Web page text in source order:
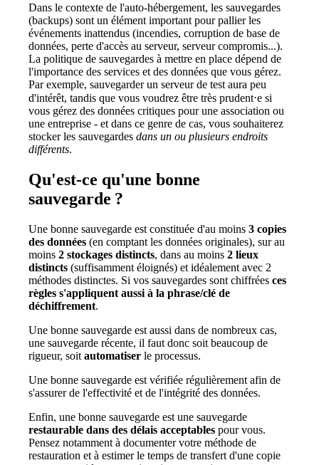
Dans le contexte de l'auto-hébergement, les sauvegardes
(backups) sont un élément important pour pallier les
événements inattendus (incendies, corruption de base de
données, perte d'accès au serveur, serveur compromis...).
La politique de sauvegardes à mettre en place dépend de
l'importance des services et des données que vous gérez.
Par exemple, sauvegarder un serveur de test aura peu
d'intérêt, tandis que vous voudrez être très prudent⋅e si
vous gérez des données critiques pour une association ou
une entreprise - et dans ce genre de cas, vous souhaiterez
stocker les sauvegardes dans un ou plusieurs endroits
différents.
Qu'est-ce qu'une bonne
sauvegarde ?
Une bonne sauvegarde est constituée d'au moins 3 copies
des données (en comptant les données originales), sur au
moins 2 stockages distincts, dans au moins 2 lieux
distincts (suffisamment éloignés) et idéalement avec 2
méthodes distinctes. Si vos sauvegardes sont chiffrées ces
règles s'appliquent aussi à la phrase/clé de
déchiffrement.
Une bonne sauvegarde est aussi dans de nombreux cas,
une sauvegarde récente, il faut donc soit beaucoup de
rigueur, soit automatiser le processus.
Une bonne sauvegarde est vérifiée régulièrement afin de
s'assurer de l'effectivité et de l'intégrité des données.
Enfin, une bonne sauvegarde est une sauvegarde
restaurable dans des délais acceptables pour vous.
Pensez notamment à documenter votre méthode de
restauration et à estimer le temps de transfert d'une copie